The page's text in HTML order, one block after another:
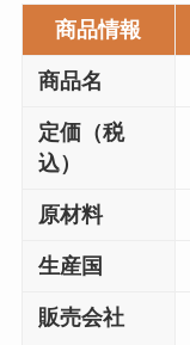
商品情報
商品名
定価（税
込）
原材料
生産国
販売会社